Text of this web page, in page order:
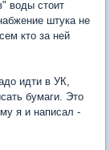
воды стоит
штука не
кто за ней
идти в УК,
бумаги. Это
я и написал -